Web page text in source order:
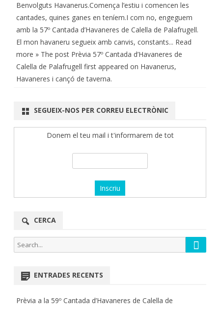
Benvolguts Havanerus.Comença l’estiu i comencen les
cantades, quines ganes en teníem.I com no, engeguem
amb la 57º Cantada d’Havaneres de Calella de Palafrugell.
El mon havaneru segueix amb canvis, constants... Read
more » The post Prèvia 57º Cantada d’Havaneres de
Calella de Palafrugell first appeared on Havanerus,
Havaneres i cançó de taverna.
SEGUEIX-NOS PER CORREU ELECTRÒNIC
Donem el teu mail i t'informarem de tot
CERCA
Search
for:
Search
ENTRADES RECENTS
Prèvia a la 59º Cantada d’Havaneres de Calella de